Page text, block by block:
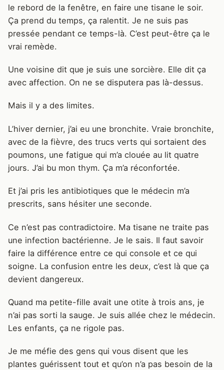
le rebord de la fenêtre, en faire une tisane le soir.
Ça prend du temps, ça ralentit. Je ne suis pas
pressée pendant ce temps-là. C’est peut-être ça le
vrai remède.
Une voisine dit que je suis une sorcière. Elle dit ça
avec affection. On ne se disputera pas là-dessus.
Mais il y a des limites.
L’hiver dernier, j’ai eu une bronchite. Vraie bronchite,
avec de la fièvre, des trucs verts qui sortaient des
poumons, une fatigue qui m’a clouée au lit quatre
jours. J’ai bu mon thym. Ça m’a réconfortée.
Et j’ai pris les antibiotiques que le médecin m’a
prescrits, sans hésiter une seconde.
Ce n’est pas contradictoire. Ma tisane ne traite pas
une infection bactérienne. Je le sais. Il faut savoir
faire la différence entre ce qui console et ce qui
soigne. La confusion entre les deux, c’est là que ça
devient dangereux.
Quand ma petite-fille avait une otite à trois ans, je
n’ai pas sorti la sauge. Je suis allée chez le médecin.
Les enfants, ça ne rigole pas.
Je me méfie des gens qui vous disent que les
plantes guérissent tout et qu’on n’a pas besoin de la